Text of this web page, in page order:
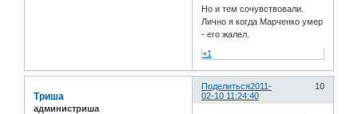
Но и тем сочувствовали.
Лично я когда Марченко умер
- его жалел.
+1
Поделиться 10
2011-
02-10 11:24:40
Триша
администриша